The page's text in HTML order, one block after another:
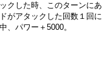
クした時、このターンにあ
がアタックした回数１回に
、パワー＋5000。